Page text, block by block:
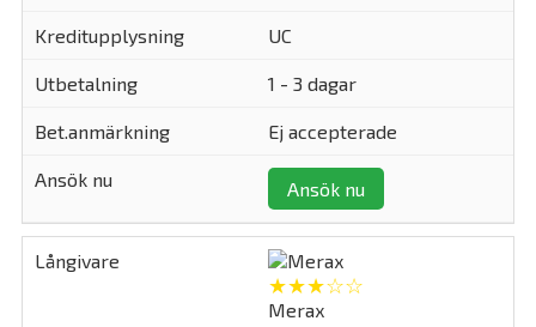
UC
1 - 3 dagar
Ej accepterade
Ansök nu
★★★☆☆
Merax